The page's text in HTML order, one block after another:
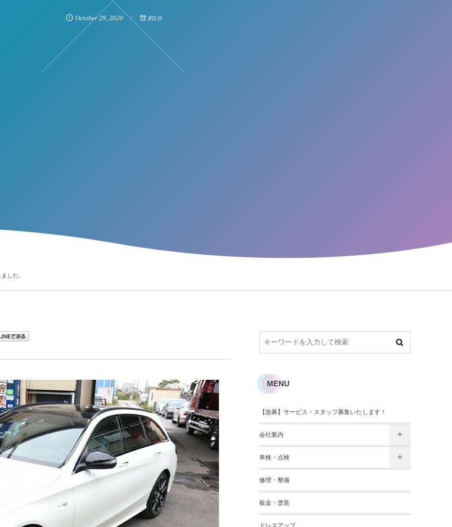
October 29, 2020 約1分
した。
MENU
【急募】サービス・スタッフ募集いたします！
会社案内
車検・点検
修理・整備
板金・塗装